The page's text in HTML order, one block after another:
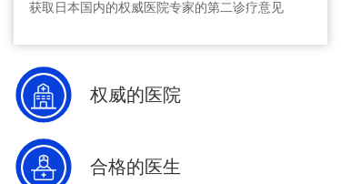
获取日本国内的权威医院专家的第二诊疗意见
权威的医院
合格的医生